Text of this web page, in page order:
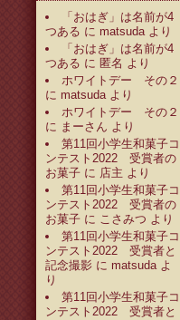
「おはぎ」は名前が4
つある に matsudaより
「おはぎ」は名前が4
つある に 匿名 より
ホワイトデー その２
に matsudaより
ホワイトデー その２
に まーさん より
第11回小学生和菓子コ
ンテスト2022 受賞者の
お菓子 に 店主 より
第11回小学生和菓子コ
ンテスト2022 受賞者の
お菓子 に こさみつ より
第11回小学生和菓子コ
ンテスト2022 受賞者と
記念撮影 に matsudaよ
り
第11回小学生和菓子コ
ンテスト2022 受賞者と